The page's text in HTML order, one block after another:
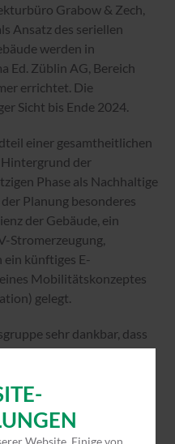
Grabow & Zech,
Ansatz des seriellen
werden in
Ed. Züblin AG, Bereich
errichtet. Die
Sicht bis Ende 2024.
einer gesamtheitlichen
der
Phase als Nachhaltige
Planung besonderes
der Gebäude, ein
Stromerzeugung,
künftiges E-
Mobilitätskonzeptes
gelegt.
sehr dankbar, dass
in unserer
dadurch preisgünstige
Wohnungen werden
Beitrag zur
freut sich der
Website. Einige von